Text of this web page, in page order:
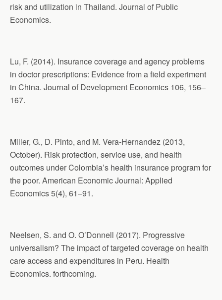
risk and utilization in Thailand. Journal of Public
Economics.
Lu, F. (2014). Insurance coverage and agency problems
in doctor prescriptions: Evidence from a field experiment
in China. Journal of Development Economics 106, 156–
167.
Miller, G., D. Pinto, and M. Vera-Hernandez (2013,
October). Risk protection, service use, and health
outcomes under Colombia’s health insurance program for
the poor. American Economic Journal: Applied
Economics 5(4), 61–91.
Neelsen, S. and O. O’Donnell (2017). Progressive
universalism? The impact of targeted coverage on health
care access and expenditures in Peru. Health
Economics. forthcoming.